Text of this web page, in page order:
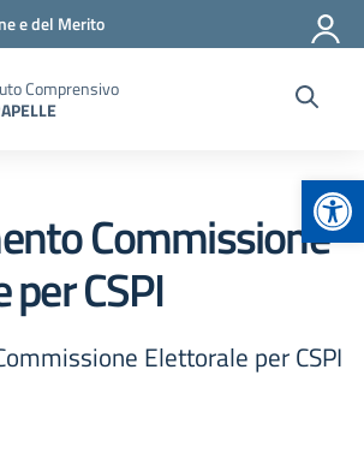
e del Merito
Comprensivo
Commissione
CSPI
Elettorale per CSPI